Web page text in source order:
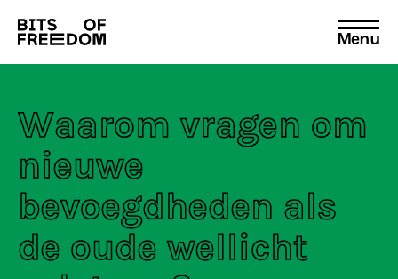
Search
for:
Menu
Waarom vragen om
nieuwe
bevoegdheden als
de oude wellicht